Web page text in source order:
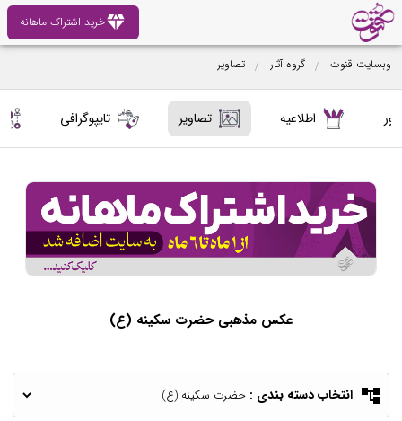
diamondخرید اشتراک ماهانه
اطلاعیه تصاویر تایپوگرافی
عکس مذهبی حضرت سکینه (ع)
وبسایت قنوت گروه آثار تصاویر
account_tree انتخاب دسته بندی :